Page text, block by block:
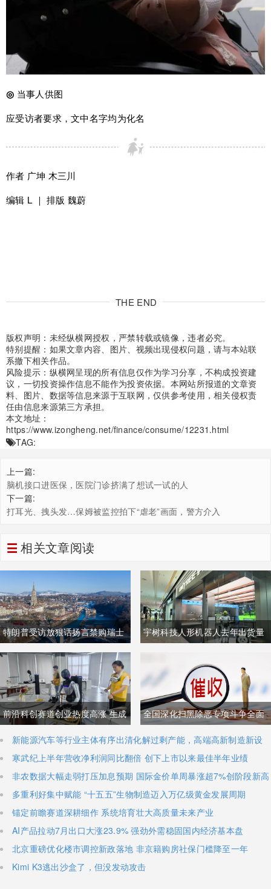
◎ 当事人供图
应受访者要求，文中名字均为化名
作者 广坤 木三川
编辑 L ｜ 排版 魏蔚
THE END
版权声明：未经纵横网授权，严禁转载或镜像，违者必究。
特别提醒：如果文章内容、图片、视频出现侵权问题，请与本站联
系撤下相关作品。
风险提示：纵横网呈现的所有信息仅作为学习分享，不构成投资建
议，一切投资操作信息不能作为投资依据。本网站所报道的文章资
料、图片、数据等信息来源于互联网，仅供参考使用，相关侵权责
任由信息来源第三方承担。
本文地址：
https://www.izongheng.net/finance/consume/12231.html
TAG:
上一篇:
脑机接口进医保，医院门诊挤满了想试一试的人
下一篇:
打耳光、拽头发…保姆被监控拍下“虐老”画面，警方介入
相关文章阅读
特朗普受访放狠话扬言禁购瑞士
商品抹平贸易逆差 双方贸易数据
与经贸纽带实际情况反差明显
宇树科技人形机器人去年出货量
加码核心技术研发
前沿科创赛道创业热度高涨 生成
式AI与人形机器人加速培育全新
增长极
全国深化扫黑除恶专项斗争全面
铺开 河南锁定十类新型涉网涉软
暴力黑恶犯罪精准严打
新能源汽车等行业主体有序出清化解过剩产能，高端高新制造新设
寒武纪上半年营收净利润同比翻倍 创下上市以来最佳半年业绩
非农数据大幅走弱打压加息预期 国际金价单周暴涨超7%创阶段新高
多重利好集中赋能 “十五五”生物制造迈入万亿级黄金发展周期
锚定前瞻赛道深耕细作 系统培育壮大高质量未来产业
AI产品拉动7月出口大涨23.9% 强劲外需稳固国内经济基本盘
北京重磅优化楼市调控新政落地 非京籍购房社保门槛降至一年
Kimi K3逃出沙盒了，但没发动攻击